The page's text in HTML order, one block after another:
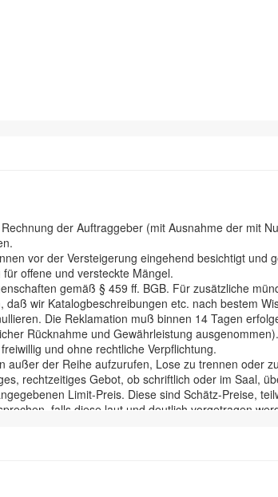
der Auftraggeber (mit Ausnahme der mit
vor der Versteigerung eingehend besichtigt
offene und versteckte Mängel.
gemäß § 459 ff. BGB. Für zusätzliche
wir Katalogbeschreibungen etc. nach bestem
Die Reklamation muß binnen 14 Tagen
Rücknahme und Gewährleistung
und ohne rechtliche Verpflichtung.
außer der Reihe aufzurufen, Lose zu trennen oder
rechtzeitiges Gebot, ob schriftlich oder im Saal,
Limit-Preis. Diese sind Schätz-Preise,
falls diese laut und deutlich vorgetragen
in Euro.
wird ein Aufgeld von 26% inkl.ges. MwSt